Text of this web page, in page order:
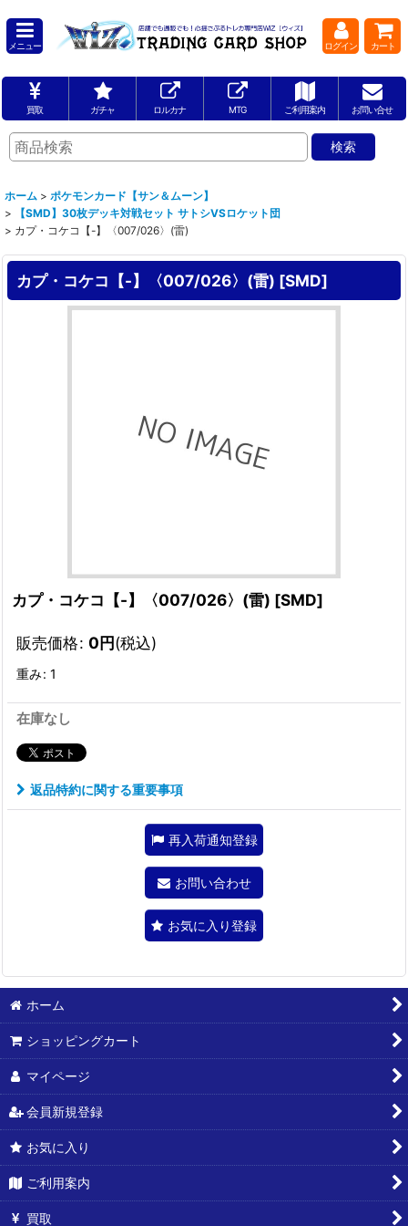
メニュー ログイン カート
買取 ガチャ ロルカナ MTG ご利用案内 お問い合せ
ホーム > ポケモンカード【サン＆ムーン】
>
【SMD】30枚デッキ対戦セット サトシVSロケット団
> カプ・コケコ【-】〈007/026〉(雷)
カプ・コケコ【-】〈007/026〉(雷) [SMD]
カプ・コケコ【-】〈007/026〉(雷) [SMD]
販売価格: 0円(税込)
重み: 1
在庫なし
返品特約に関する重要事項
再入荷通知登録
お問い合わせ
お気に入り登録
ホーム
ショッピングカート
マイページ
会員新規登録
お気に入り
ご利用案内
買取